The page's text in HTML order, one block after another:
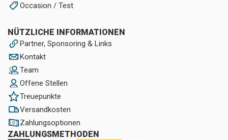
Occasion / Test
NÜTZLICHE INFORMATIONEN
Partner, Sponsoring & Links
Kontakt
Team
Offene Stellen
Treuepunkte
Versandkosten
Zahlungsoptionen
ZAHLUNGSMETHODEN